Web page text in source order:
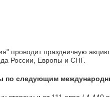
проводит праздничную
России, Европы и СНГ.
по следующим